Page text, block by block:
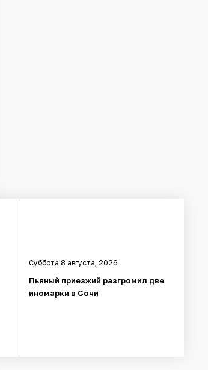
Суббота 8 августа, 2026
Пьяный приезжий разгромил две
иномарки в Сочи